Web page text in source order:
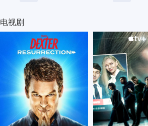
电视剧